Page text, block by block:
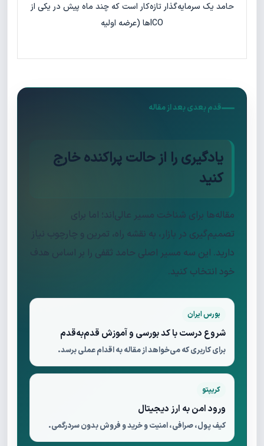
حامد یک سرمایه‌گذار تازه‌کار است که چند ماه پیش در یکی از
ICOها (عرضه اولیه
قدم بعدی بعد از مقاله
یادگیری را از حالت پراکنده خارج
کنید
مقاله‌ها برای شناخت مسیر عالی‌اند؛ اما برای
تصمیم‌گیری در بازار، به نقشه راه، تمرین و چارچوب نیاز
دارید. این سه مسیر اصلی حامد ثقفی را بر اساس هدف
خود انتخاب کنید.
بورس ایران
شروع درست با کد بورسی و آموزش قدم‌به‌قدم
برای کاربری که می‌خواهد از مقاله به اقدام عملی برسد.
کریپتو
ورود امن به ارز دیجیتال
کیف پول، صرافی، امنیت و خرید و فروش بدون سردرگمی.